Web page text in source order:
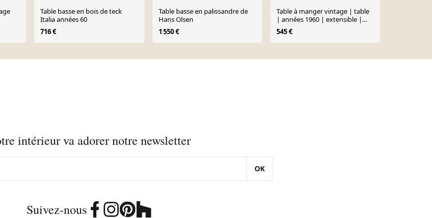
Table basse en bois de teck
Italia années 60
716 €
Table basse en palissandre de
Hans Olsen
1 550 €
Table à manger vintage | table
| années 1960 | extensible |
suédoise
545 €
intérieur va adorer notre newsletter
OK
Suivez-nous